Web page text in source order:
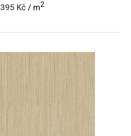
395 Kč/ m2